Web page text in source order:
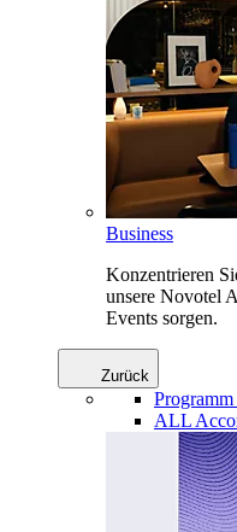
Business
Konzentrieren
unsere Novotel
Events sorgen.
Zurück
Programm
ALL